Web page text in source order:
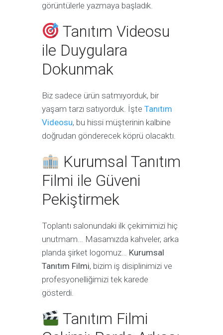
görüntülerle yazmaya başladık.
Tanıtım Videosu
ile Duygulara
Dokunmak
Biz sadece ürün satmıyorduk, bir
yaşam tarzı satıyorduk. İşte Tanıtım
Videosu, bu hissi müşterinin kalbine
doğrudan gönderecek köprü olacaktı.
Kurumsal Tanıtım
Filmi ile Güveni
Pekiştirmek
Toplantı salonundaki ilk çekimimizi hiç
unutmam… Masamızda kahveler, arka
planda şirket logomuz… Kurumsal
Tanıtım Filmi, bizim iş disiplinimizi ve
profesyonelliğimizi tek karede
gösterdi.
Tanıtım Filmi